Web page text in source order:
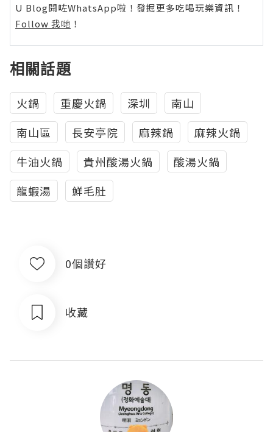
U Blog開咗WhatsApp啦！發掘更多吃喝玩樂資訊！
Follow 我哋 ！
相關話題
火鍋 重慶火鍋 深圳
南山
南山區
長安亭院 麻辣鍋
麻辣火鍋
牛油火鍋
貴州酸湯火鍋
酸湯火鍋
龍蝦湯
鮮毛肚
0個讚好
收藏